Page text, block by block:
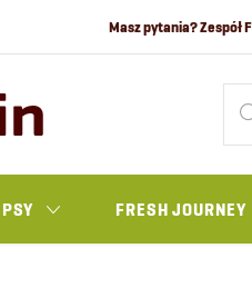
PSY FRESH JOURNEY